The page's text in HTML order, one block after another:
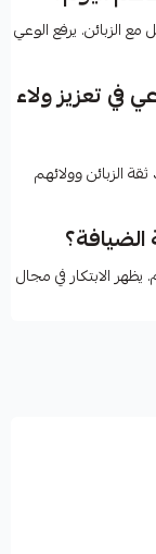
الزبائن. يرفع الوعي
في تعزيز ولاء
الزبائن وولائهم
الابتكار في مجال